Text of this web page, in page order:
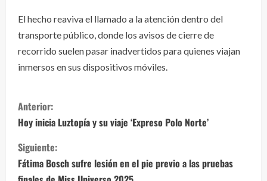
El hecho reaviva el llamado a la atención dentro del
transporte público, donde los avisos de cierre de
recorrido suelen pasar inadvertidos para quienes viajan
inmersos en sus dispositivos móviles.
S
i
g
Anterior:
Hoy inicia Luztopía y su viaje ‘Expreso Polo Norte’
Siguiente:
Fátima Bosch sufre lesión en el pie previo a las pruebas